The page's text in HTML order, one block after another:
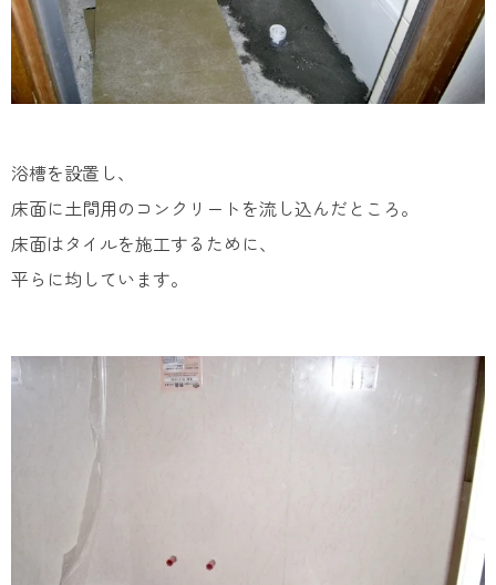
浴槽を設置し、
床面に土間用のコンクリートを流し込んだところ。
床面はタイルを施工するために、
平らに均しています。